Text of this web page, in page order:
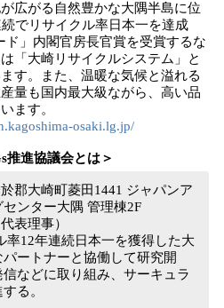
広がる⾃然豊かな⼤隅半島に位
でリサイクル率日本一を達成
ド」内閣官房長官賞を受賞するな
「⼤崎リサイクルシステム」と
す。また、温暖な気候と溢れる
量も国内最⼤級ながら、⾼い品
ます。
osaki.lg.jp/
推進協議会とは＞
郡大崎町菱田1441 ジャパンア
ンター大隅 管理棟2F
表理事）
率12年連続日本一を獲得した大
ートナーと協働して研究開
などに取り組み、サーキュラ
る。